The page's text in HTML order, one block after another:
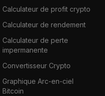
Calculateur de profit crypto
Calculateur de rendement
Calculateur de perte
impermanente
Convertisseur Crypto
Graphique Arc-en-ciel
Bitcoin